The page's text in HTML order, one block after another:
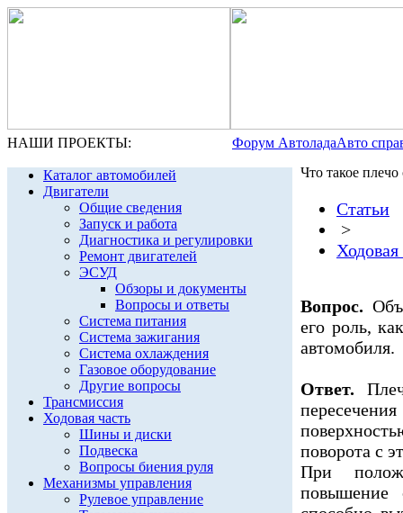
НАШИ ПРОЕКТЫ: Форум АвтоладаАвто
Каталог автомобилей
Двигатели
Общие сведения
Запуск и работа
Диагностика и регулировки
Ремонт двигателей
ЭСУД
Обзоры и документы
Вопросы и ответы
Система питания
Система зажигания
Система охлаждения
Газовое оборудование
Другие вопросы
Трансмиссия
Ходовая часть
Шины и диски
Подвеска
Вопросы биения руля
Механизмы управления
Рулевое управление
Что такое плечо
Статьи
>
Ходовая
Вопрос.
его роль,
автомобиля.
Ответ.
поворота с
При
повышение